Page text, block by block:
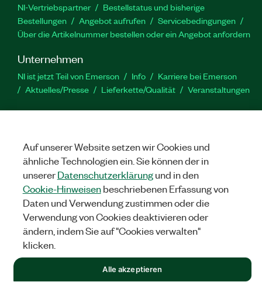
NI-Vertriebspartner
Bestellstatus und bisherige
Bestellungen
Angebot aufrufen
Servicebedingungen
Über die Artikelnummer bestellen oder ein Angebot anfordern
Unternehmen
NI ist jetzt Teil von Emerson Info
Karriere bei Emerson
Aktuelles/Presse
Lieferkette/Qualität Veranstaltungen
Support
Produktaktivierung
Serviceanfrage stellen
Feedback
zur Website
YouTube
TwitterFacebook
© NATIONAL INSTRUMENTS CORP. ALLE RECHTE VORBEHALTEN.
Auf unserer Website setzen wir Cookies und
ähnliche Technologien ein. Sie können der in
unsererDatenschutzerklärungund in den
Cookie-Hinweisenbeschriebenen Erfassung von
Daten und Verwendung zustimmen oder die
Verwendung von Cookies deaktivieren oder
ändern, indem Sie auf "Cookies verwalten"
klicken.
Alle akzeptieren